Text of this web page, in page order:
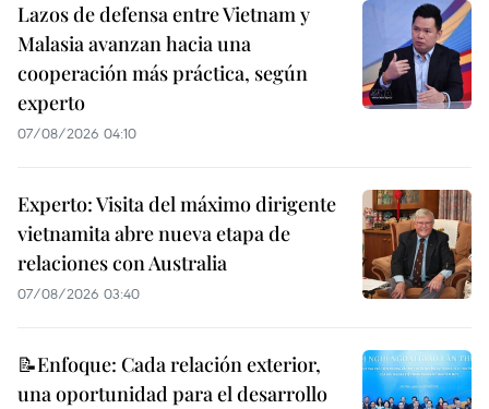
Lazos de defensa entre Vietnam y
Malasia avanzan hacia una
cooperación más práctica, según
experto
07/08/2026 04:10
Experto: Visita del máximo dirigente
vietnamita abre nueva etapa de
relaciones con Australia
07/08/2026 03:40
📝Enfoque: Cada relación exterior,
una oportunidad para el desarrollo